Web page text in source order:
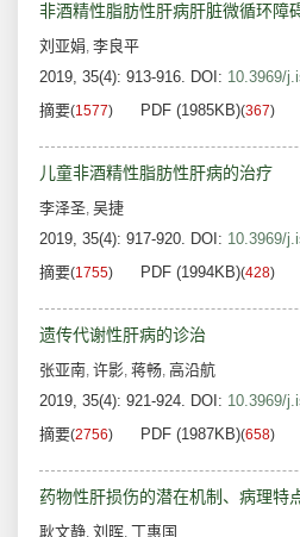
非酒精性脂肪性肝病肝脏微循环障
刘亚娟, 李良平
2019, 35(4): 913-916. DOI: 10.3969/
摘要(1577) PDF (1985KB)(367)
儿童非酒精性脂肪性肝病的治疗
李泽圣, 吴捷
2019, 35(4): 917-920. DOI: 10.3969/
摘要(1755) PDF (1994KB)(428)
遗传代谢性肝病的诊治
张亚南, 许影, 蒋畅, 高沿航
2019, 35(4): 921-924. DOI: 10.3969/
摘要(2756) PDF (1987KB)(658)
药物性肝损伤的潜在机制、病理特
耿文静, 刘晖, 丁惠国